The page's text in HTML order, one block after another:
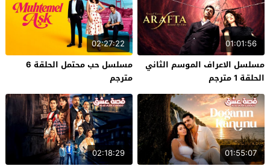
01:01:56
مسلسل الاعراف الموسم الثاني
الحلقة 1 مترجم
02:27:22
مسلسل حب محتمل الحلقة 6
مترجم
01:55:07
02:18:29